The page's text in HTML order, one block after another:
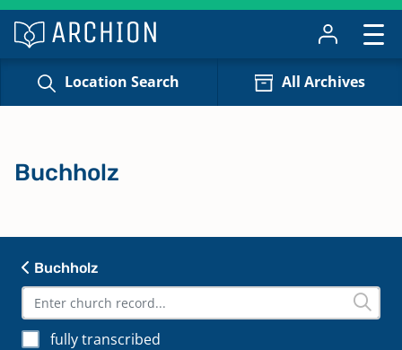
Location Search All Archives
Buchholz
fully transcribed
Buchholz